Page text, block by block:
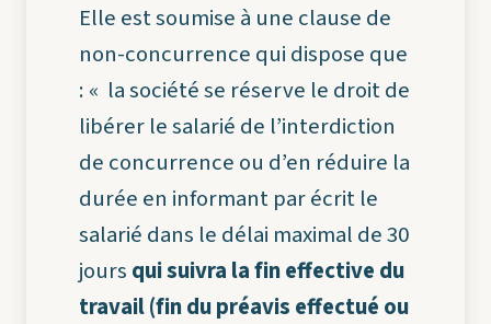
Elle est soumise à une clause de
non-concurrence qui dispose que
: « la société se réserve le droit de
libérer le salarié de l’interdiction
de concurrence ou d’en réduire la
durée en informant par écrit le
salarié dans le délai maximal de 30
jours qui suivra la fin effective du
travail (fin du préavis effectué ou